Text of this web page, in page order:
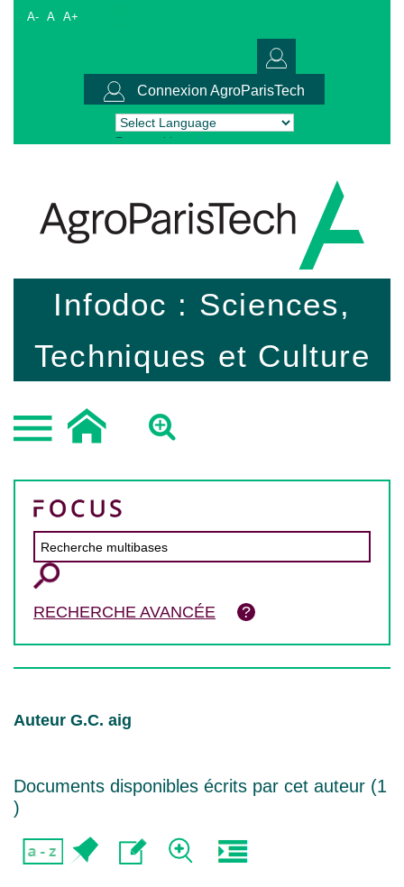
A- A A+
Connexion AgroParisTech
Powered by Translate
Infodoc : Sciences,
Techniques et Culture
RECHERCHE AVANCÉE
Auteur G.C. aig
Documents disponibles écrits par cet auteur (1
)